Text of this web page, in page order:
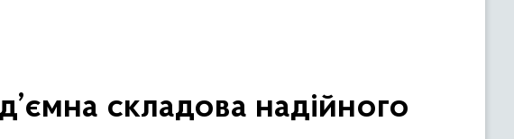
складова надійного